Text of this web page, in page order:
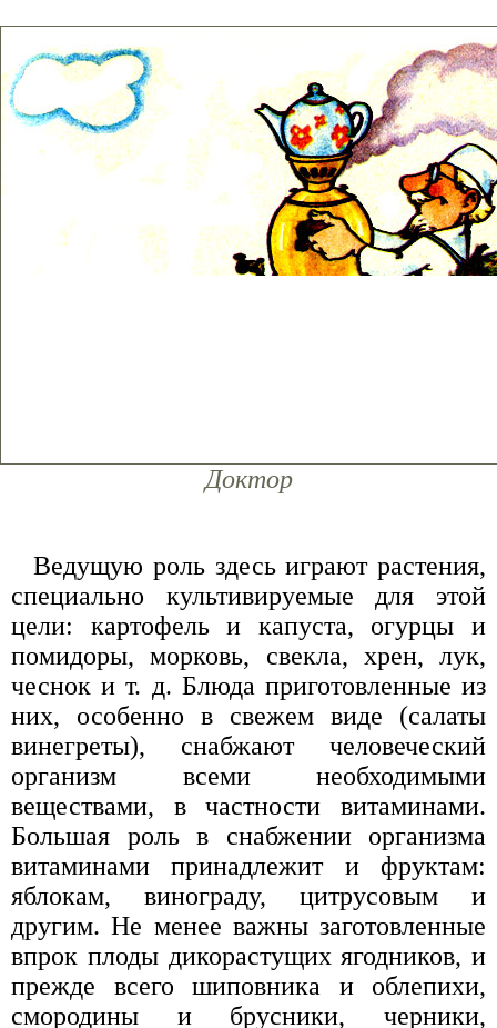
Доктор
Ведущую роль здесь играют растения,
специально культивируемые для этой
цели: картофель и капуста, огурцы и
помидоры, морковь, свекла, хрен, лук,
чеснок и т. д. Блюда приготовленные из
них, особенно в свежем виде (салаты
винегреты), снабжают человеческий
организм всеми необходимыми
веществами, в частности витаминами.
Большая роль в снабжении организма
витаминами принадлежит и фруктам:
яблокам, винограду, цитрусовым и
другим. Не менее важны заготовленные
впрок плоды дикорастущих ягодников, и
прежде всего шиповника и облепихи,
смородины и брусники, черники,